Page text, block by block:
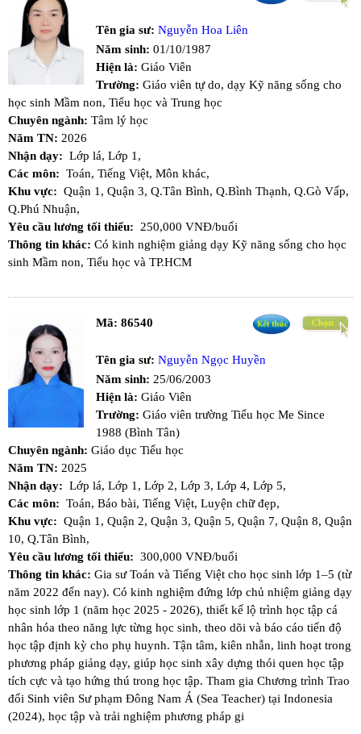
Tên gia sư: Nguyễn Hoa Liên
Năm sinh: 01/10/1987
Hiện là: Giáo Viên
Trường: Giáo viên tự do, dạy Kỹ năng sống cho
học sinh Mầm non, Tiểu học và Trung học
Chuyên ngành: Tâm lý học
Năm TN: 2026
Nhận dạy: Lớp lá, Lớp 1,
Các môn: Toán, Tiếng Việt, Môn khác,
Khu vực: Quận 1, Quận 3, Q.Tân Bình, Q.Bình Thạnh, Q.Gò Vấp,
Q.Phú Nhuận,
Yêu cầu lương tối thiểu:
250,000 VNĐ/buổi
Thông tin khác: Có kinh nghiệm giảng dạy Kỹ năng sống cho học
sinh Mầm non, Tiểu học và TP.HCM
Mã: 86540
Tên gia sư: Nguyễn Ngọc Huyền
Năm sinh: 25/06/2003
Hiện là: Giáo Viên
Trường: Giáo viên trường Tiểu học Me Since
1988 (Bình Tân)
Chuyên ngành: Giáo dục Tiểu học
Năm TN: 2025
Nhận dạy: Lớp lá, Lớp 1, Lớp 2, Lớp 3, Lớp 4, Lớp 5,
Các môn: Toán, Báo bài, Tiếng Việt, Luyện chữ đẹp,
Khu vực: Quận 1, Quận 2, Quận 3, Quận 5, Quận 7, Quận 8, Quận
10, Q.Tân Bình,
Yêu cầu lương tối thiểu: 300,000 VNĐ/buổi
Thông tin khác: Gia sư Toán và Tiếng Việt cho học sinh lớp 1–5 (từ
năm 2022 đến nay). Có kinh nghiệm đứng lớp chủ nhiệm giảng dạy
học sinh lớp 1 (năm học 2025 - 2026), thiết kế lộ trình học tập cá
nhân hóa theo năng lực từng học sinh, theo dõi và báo cáo tiến độ
học tập định kỳ cho phụ huynh. Tận tâm, kiên nhẫn, linh hoạt trong
phương pháp giảng dạy, giúp học sinh xây dựng thói quen học tập
tích cực và tạo hứng thú trong học tập. Tham gia Chương trình Trao
đổi Sinh viên Sư phạm Đông Nam Á (Sea Teacher) tại Indonesia
(2024), học tập và trải nghiệm phương pháp gi